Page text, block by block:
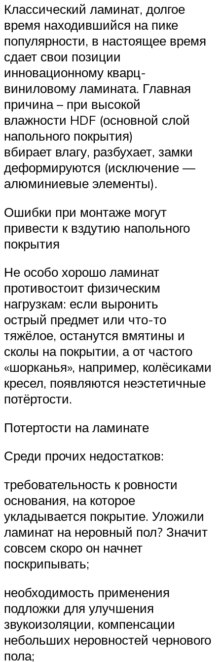
Классический ламинат, долгое
время находившийся на пике
популярности, в настоящее время
сдает свои позиции
инновационному кварц-
виниловому ламината. Главная
причина – при высокой
влажности HDF (основной слой
напольного покрытия)
вбирает влагу, разбухает, замки
деформируются (исключение —
алюминиевые элементы).
Ошибки при монтаже могут
привести к вздутию напольного
покрытия
Не особо хорошо ламинат
противостоит физическим
нагрузкам: если выронить
острый предмет или что-то
тяжёлое, останутся вмятины и
сколы на покрытии, а от частого
«шорканья», например, колёсиками
кресел, появляются неэстетичные
потёртости.
Потертости на ламинате
Среди прочих недостатков:
требовательность к ровности
основания, на которое
укладывается покрытие. Уложили
ламинат на неровный пол? Значит
совсем скоро он начнет
поскрипывать;
необходимость применения
подложки для улучшения
звукоизоляции, компенсации
небольших неровностей чернового
пола;